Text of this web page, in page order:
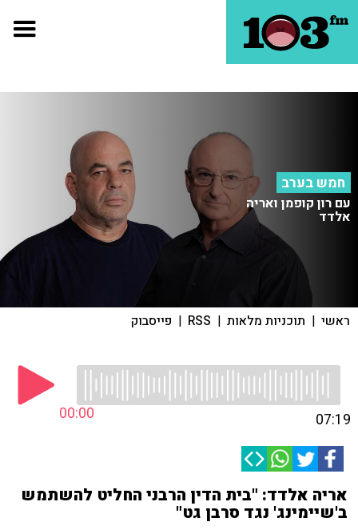
חמש בערב
עם רון קופמן ואריה
אלדד
ראשי | תוכניות מלאות |
RSS
| פייסבוק
00:00 07:19
אריה אלדד: "בית הדין הרבני החליט להשתמש
ב'שיימינג' נגד סרבן גט"